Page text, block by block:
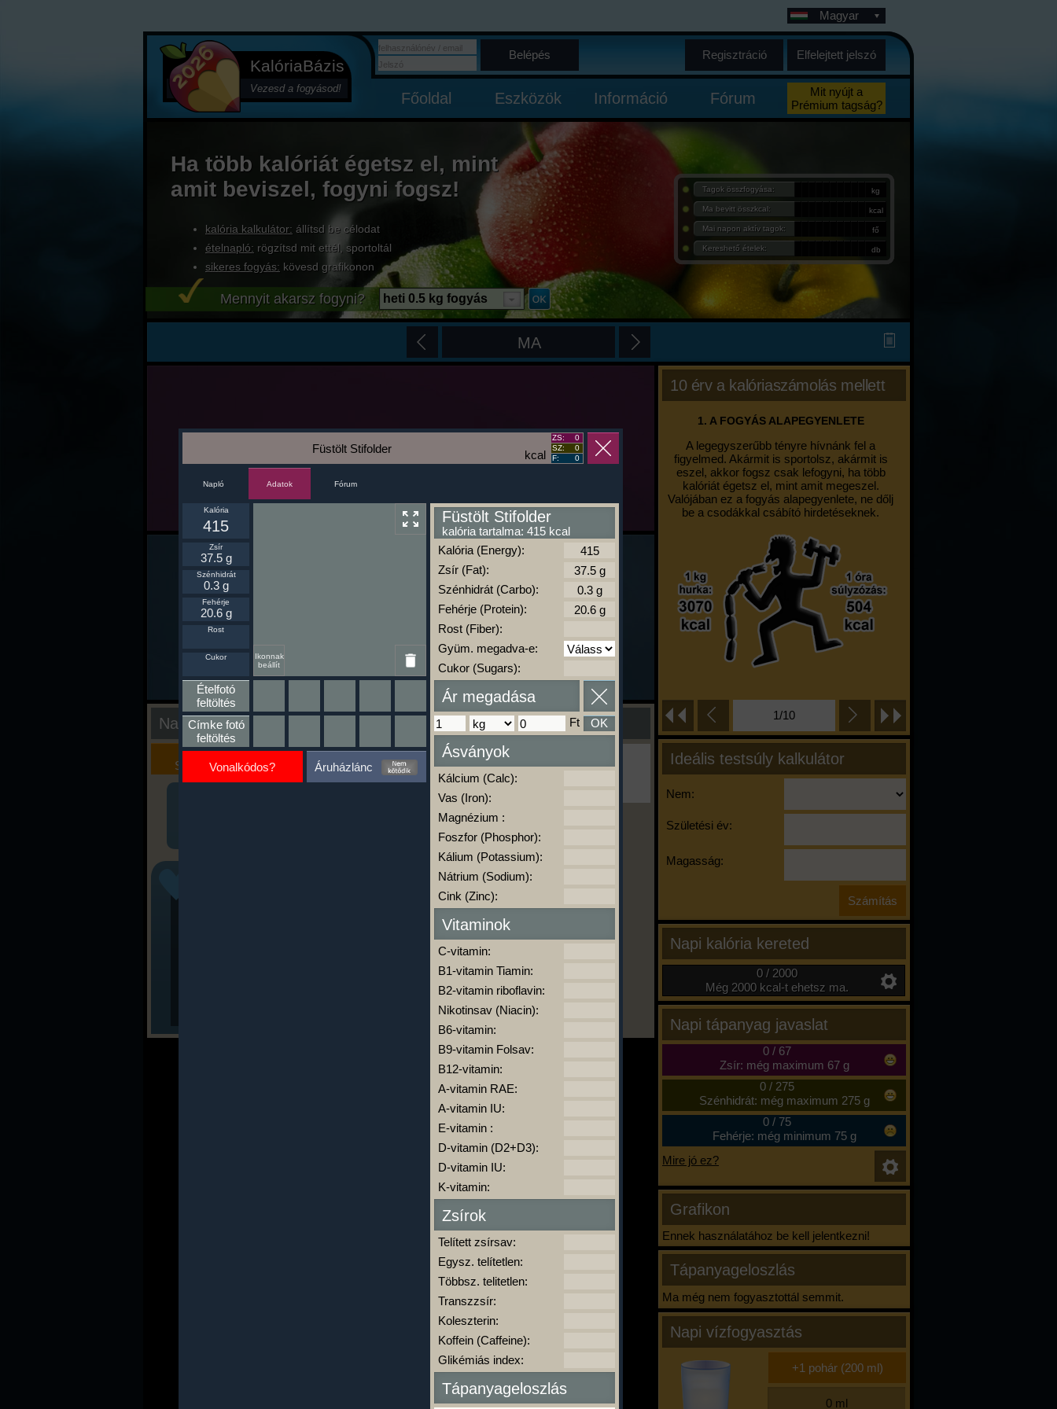
KalóriaBázis
Vezesd a fogyásod!
Magyar
Belépés Regisztráció Elfelejtett jelszó
Főoldal Eszközök Információ Fórum
Mit nyújt a
Prémium tagság?
Ha több kalóriát égetsz el, mint
amit beviszel, fogyni fogsz!
kalória kalkulátor: állítsd be célodat
ételnapló: rögzítsd mit ettél, sportoltál
sikeres fogyás: kövesd grafikonon
Tagok összfogyása: kg
Ma bevitt összkcal: kcal
Mai napon aktív tagok: fő
Kereshető ételek: db
Mennyit akarsz fogyni? heti 0.5 kg fogyás
MA
10 érv a kalóriaszámolás mellett
1. A FOGYÁS ALAPEGYENLETE
A legegyszerűbb tényre hívnánk fel a
figyelmed. Akármit is sportolsz, akármit is
eszel, akkor fogsz csak lefogyni, ha több
kalóriát égetsz el, mint amit megeszel.
Valójában ez a fogyás alapegyenlete, ne dőlj
be a csodákkal csábító hirdetéseknek.
1/10
Ideális testsúly kalkulátor
Nem:
Születési év:
Magasság:
Napi kalória kereted
0 / 2000
Még 2000 kcal-t ehetsz ma.
Napi tápanyag javaslat
0/ 67
Zsír: még maximum 67 g
0/ 275
Szénhidrát: még maximum 275 g
0/ 75
Fehérje: még minimum 75 g
Mire jó ez?
Grafikon
Ennek használatához be kell jelentkezni!
Tápanyageloszlás
Ma még nem fogyasztottál semmit.
Napi vízfogyasztás
Nap kiértékelése
Kalória
Szimulátor
Szöveges
Értékelés
Ha ma már nem eszel/sportolsz többet,
kattints a kiértékelésre!
A Kalória Szimulátor Prémium funkció.
-
kcal
Füstölt Stifolder
ZS:
0
SZ:
0
F:
0
Napló Adatok Fórum
Ikonnak
beállít
Kalória
415
Zsír
37.5 g
Szénhidrát
0.3 g
Fehérje
20.6 g
Rost
Cukor
Ételfotó
feltöltés
Címke fotó
feltöltés
Vonalkódos? Áruházlánc
Füstölt Stifolder
kalória tartalma: 415 kcal
Kalória (Energy):
Zsír (Fat):
Szénhidrát (Carbo):
Fehérje (Protein):
Rost (Fiber):
Gyüm. megadva-e:
Cukor (Sugars):
Ár megadása
Ft OK
Ásványok
Kálcium (Calc):
Vas (Iron):
Magnézium :
Foszfor (Phosphor):
Kálium (Potassium):
Nátrium (Sodium):
Cink (Zinc):
Vitaminok
C-vitamin:
B1-vitamin Tiamin:
B2-vitamin riboflavin:
Nikotinsav (Niacin):
B6-vitamin:
B9-vitamin Folsav:
B12-vitamin:
A-vitamin RAE:
A-vitamin IU:
E-vitamin :
D-vitamin (D2+D3):
D-vitamin IU:
K-vitamin:
Zsírok
Telített zsírsav:
Egysz. telítetlen:
Többsz. telitetlen:
Transzzsír:
Koleszterin:
Koffein (Caffeine):
Glikémiás index:
Tápanyageloszlás